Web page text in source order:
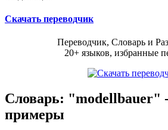
Скачать переводчик
Переводчик, Словарь и
20+ языков, избранные
Словарь: "modellbauer"
примеры